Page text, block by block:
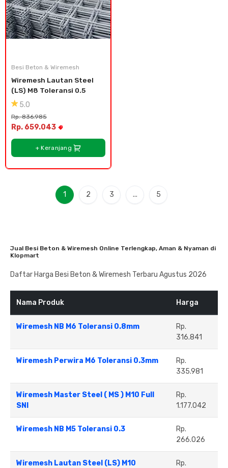
Besi Beton & Wiremesh
Wiremesh Lautan Steel
(LS) M8 Toleransi 0.5
5.0
Rp. 836.985
Rp. 659.043
+ Keranjang
1 2 3 ... 5
Jual Besi Beton & Wiremesh Online Terlengkap, Aman & Nyaman di
Klopmart
Daftar Harga Besi Beton & Wiremesh Terbaru Agustus 2026
Nama Produk Harga
Wiremesh NB M6 Toleransi 0.8mm
Rp.
316.841
Wiremesh Perwira M6 Toleransi 0.3mm
Rp.
335.981
Wiremesh Master Steel ( MS ) M10 Full
SNI
Rp.
1.177.042
Wiremesh NB M5 Toleransi 0.3
Rp.
266.026
Wiremesh Lautan Steel (LS) M10
Rp.